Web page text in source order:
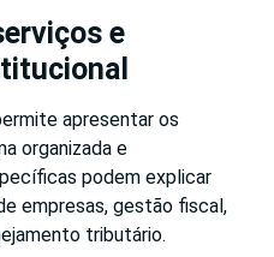
e
apresentar os
organizada e
podem explicar
empresas, gestão fiscal,
tributário.